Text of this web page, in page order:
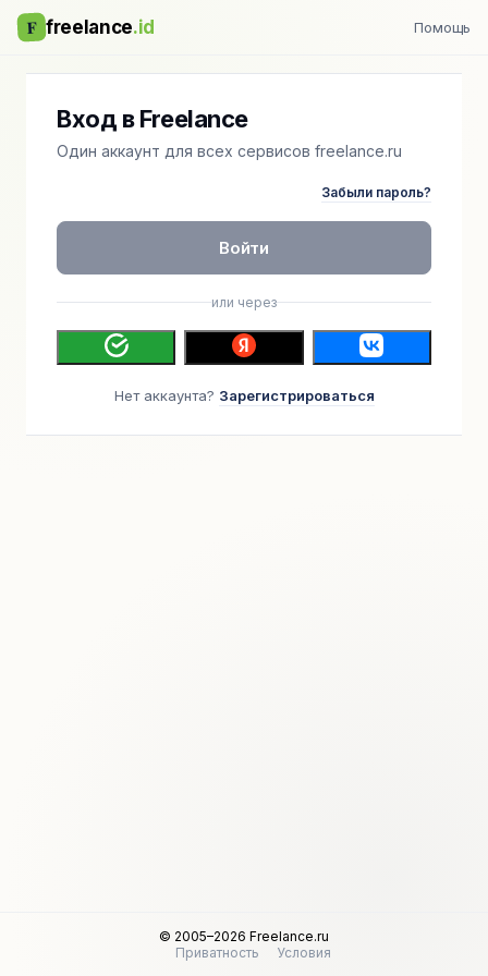
F freelance.id Помощь
Вход в Freelance
Один аккаунт для всех сервисов freelance.ru
Забыли пароль?
Войти
или через
Нет аккаунта? Зарегистрироваться
© 2005–2026 Freelance.ru
Приватность
Условия